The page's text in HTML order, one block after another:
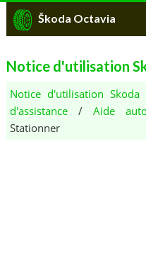
Škoda Octavia
Notice d'utilisation
Notice d'utilisation Skoda
d'assistance/ Aide
Stationner